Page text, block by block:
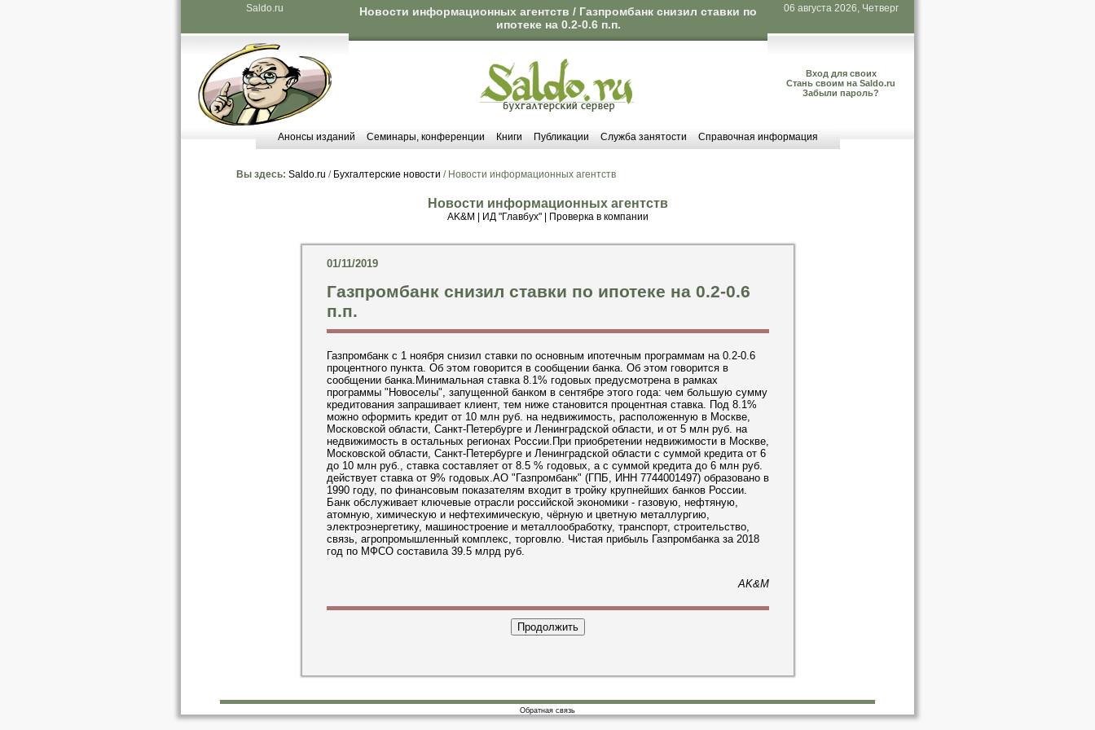
Saldo.ru
Новости информационных агентств / Газпромбанк снизил ставки по
ипотеке на 0.2-0.6 п.п.
06 августа 2026, Четверг
Вход для своих
Стань своим на Saldo.ru
Забыли пароль?
Анонсы изданий Семинары, конференции Книги Публикации Служба занятости Справочная информация
Вы здесь: Saldo.ru / Бухгалтерские новости / Новости информационных агентств
Новости информационных агентств
AK&M ИД "Главбух"| Проверка в компании
01/11/2019
Газпромбанк снизил ставки по ипотеке на 0.2-0.6
п.п.
Газпромбанк с 1 ноября снизил ставки по основным ипотечным программам на 0.2-0.6
процентного пункта. Об этом говорится в сообщении банка. Об этом говорится в
сообщении банка.Минимальная ставка 8.1% годовых предусмотрена в рамках
программы "Новоселы", запущенной банком в сентябре этого года: чем большую сумму
кредитования запрашивает клиент, тем ниже становится процентная ставка. Под 8.1%
можно оформить кредит от 10 млн руб. на недвижимость, расположенную в Москве,
Московской области, Санкт-Петербурге и Ленинградской области, и от 5 млн руб. на
недвижимость в остальных регионах России.При приобретении недвижимости в Москве,
Московской области, Санкт-Петербурге и Ленинградской области с суммой кредита от 6
до 10 млн руб., ставка составляет от 8.5 % годовых, а с суммой кредита до 6 млн руб.
действует ставка от 9% годовых.АО "Газпромбанк" (ГПБ, ИНН 7744001497) образовано в
1990 году, по финансовым показателям входит в тройку крупнейших банков России.
Банк обслуживает ключевые отрасли российской экономики - газовую, нефтяную,
атомную, химическую и нефтехимическую, чёрную и цветную металлургию,
электроэнергетику, машиностроение и металлообработку, транспорт, строительство,
связь, агропромышленный комплекс, торговлю. Чистая прибыль Газпромбанка за 2018
год по МФСО составила 39.5 млрд руб.
AK&M
Обратная связь